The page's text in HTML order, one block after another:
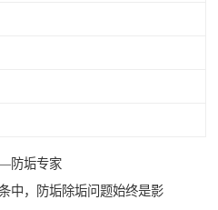
防垢专家
中，防垢除垢问题始终是影